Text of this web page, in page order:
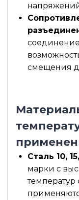
смещения
Сталь 10,
марки с
температур